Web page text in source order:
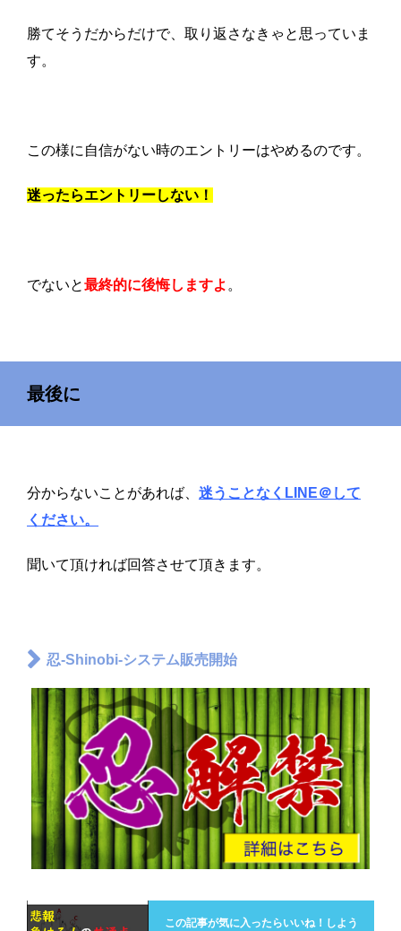
勝てそうだからだけで、取り返さなきゃと思っていま
す。
この様に自信がない時のエントリーはやめるのです。
迷ったらエントリーしない！
でないと最終的に後悔しますよ 。
最後に
分からないことがあれば、 迷うことなくLINE＠して
ください。
聞いて頂ければ回答させて頂きます。
忍-Shinobi-システム販売開始
この記事が気に入ったらいいね！しよう